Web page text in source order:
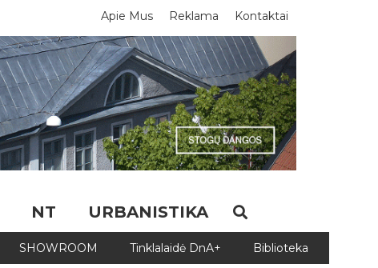
Apie Mus Reklama Kontaktai
NT URBANISTIKA
SHOWROOM Tinklalaidė DnA+ Biblioteka